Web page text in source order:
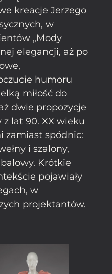
kreacje Jerzego
w
„Mody
elegancji, aż po
humoru
miłość do
dwie propozycje
lat 90. XX wieku
zamiast spódnic:
i szalony,
Krótkie
pojawiały
w
projektantów.